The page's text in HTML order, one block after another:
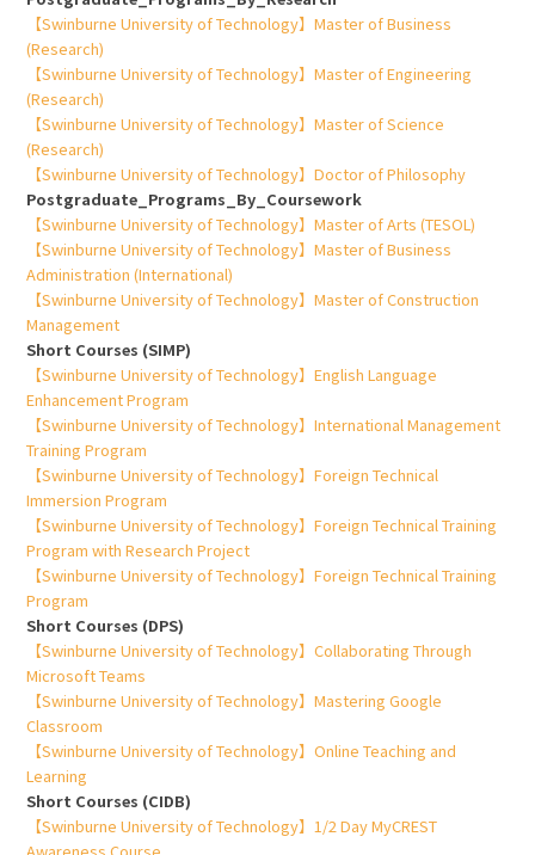
【Swinburne University of Technology】Master of Business
(Research)
【Swinburne University of Technology】Master of Engineering
(Research)
【Swinburne University of Technology】Master of Science
(Research)
【Swinburne University of Technology】Doctor of Philosophy
Postgraduate_Programs_By_Coursework
【Swinburne University of Technology】Master of Arts (TESOL)
【Swinburne University of Technology】Master of Business
Administration (International)
【Swinburne University of Technology】Master of Construction
Management
Short Courses (SIMP)
【Swinburne University of Technology】English Language
Enhancement Program
【Swinburne University of Technology】International Management
Training Program
【Swinburne University of Technology】Foreign Technical
Immersion Program
【Swinburne University of Technology】Foreign Technical Training
Program with Research Project
【Swinburne University of Technology】Foreign Technical Training
Program
Short Courses (DPS)
【Swinburne University of Technology】Collaborating Through
Microsoft Teams
【Swinburne University of Technology】Mastering Google
Classroom
【Swinburne University of Technology】Online Teaching and
Learning
Short Courses (CIDB)
【Swinburne University of Technology】1/2 Day MyCREST